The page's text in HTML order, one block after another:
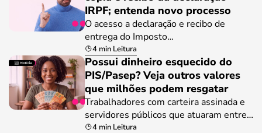
IRPF; entenda novo processo
O acesso a declaração e recibo de
entrega do Imposto…
4 min Leitura
Possui dinheiro esquecido do
PIS/Pasep? Veja outros valores
que milhões podem resgatar
Trabalhadores com carteira assinada e
servidores públicos que atuaram entre…
4 min Leitura